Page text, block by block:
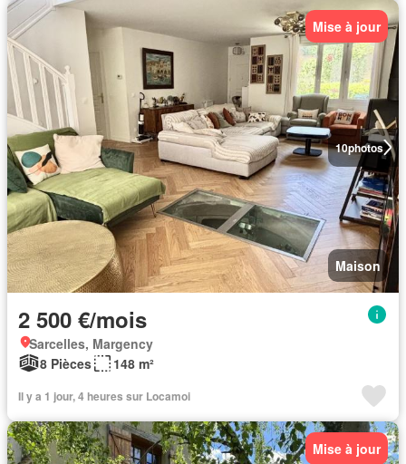
10photos
Mise à jour
Maison
2 500 €/mois
Sarcelles, Margency
8 Pièces
148 m²
Il y a 1 jour, 4 heures sur Locamoi
Mise à jour